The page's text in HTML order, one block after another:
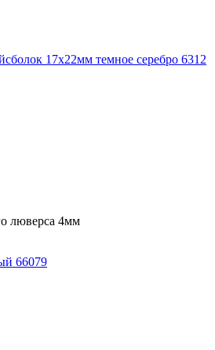
17х22мм темное серебро 6312
люверса 4мм
66079